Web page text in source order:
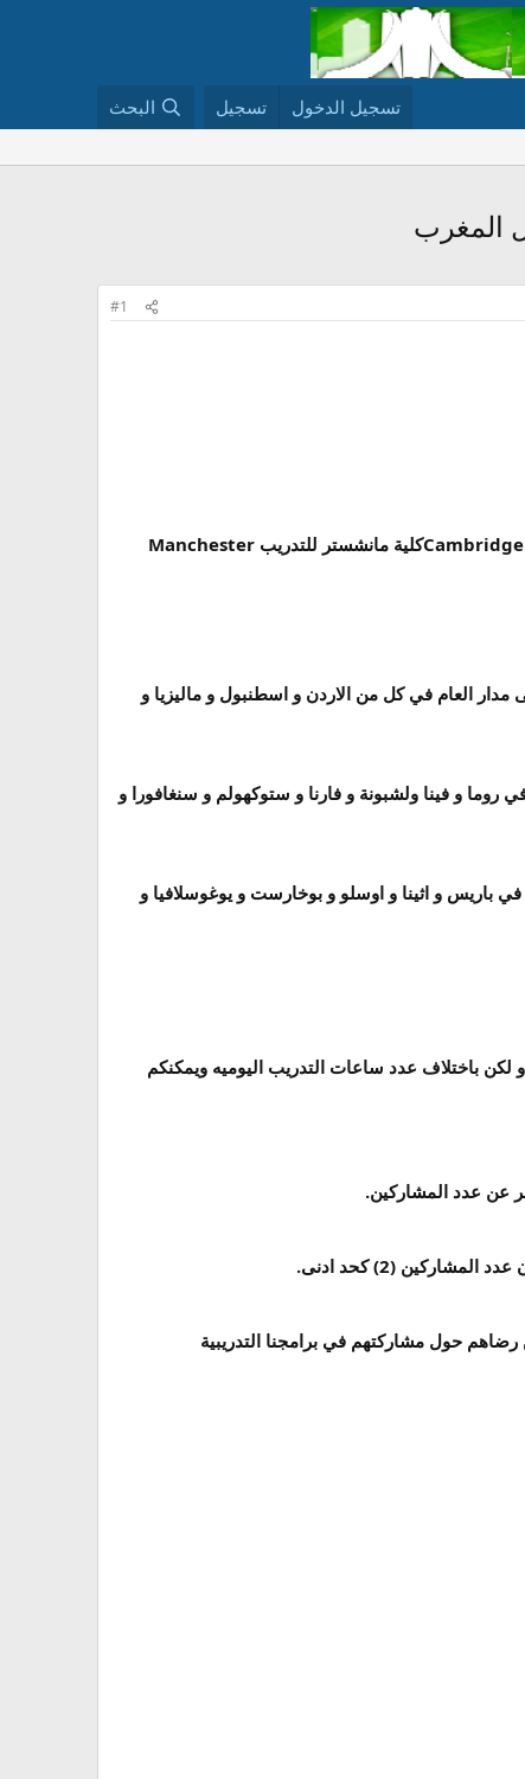
تسجيل الدخول تسجيل البحث
المغرب
#1
كلية هارفرد للتدريب Harvard International Trainingكلية كامبرج للتدريب Cambridge International Trainingكلية مانشستر للتدريب Manchester
العام في كل من الاردن و اسطنبول و ماليزيا و
و فينا ولشبونة و فارنا و ستوكهولم و سنغافورا و
باريس و اثينا و اوسلو و بوخارست و يوغوسلافيا و
و المادة التدريبيه و لكن باختلاف عدد ساعات التدريب اليوميه ويمكنكم
عن عدد المشاركين.
(2) كحد ادنى.
حول مشاركتهم في برامجنا التدريبية